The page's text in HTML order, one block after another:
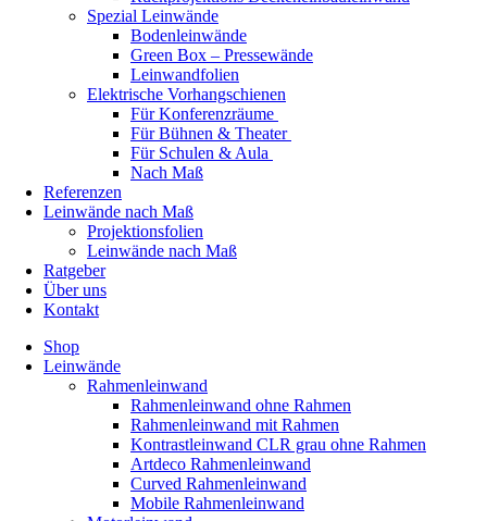
Spezial Leinwände
Bodenleinwände
Green Box – Pressewände
Leinwandfolien
Elektrische Vorhangschienen
Für Konferenzräume
Für Bühnen & Theater
Für Schulen & Aula
Nach Maß
Referenzen
Leinwände nach Maß
Projektionsfolien
Leinwände nach Maß
Ratgeber
Über uns
Kontakt
Shop
Leinwände
Rahmenleinwand
Rahmenleinwand ohne Rahmen
Rahmenleinwand mit Rahmen
Kontrastleinwand CLR grau ohne Rahmen
Artdeco Rahmenleinwand
Curved Rahmenleinwand
Mobile Rahmenleinwand